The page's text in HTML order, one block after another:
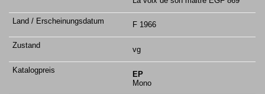
F 1966
vg
EP
Mono